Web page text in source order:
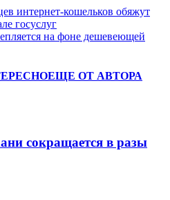
интернет-кошельков обяжут
госуслуг
на фоне дешевеющей
ЕЩЕ ОТ АВТОРА
сокращается в разы